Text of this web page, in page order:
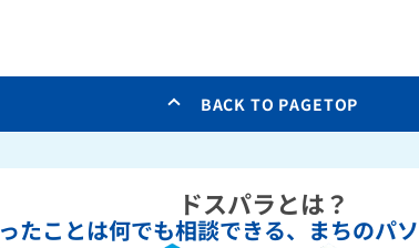
BACK TO PAGETOP
ドスパラとは？
たことは何でも相談できる、 まちのパ